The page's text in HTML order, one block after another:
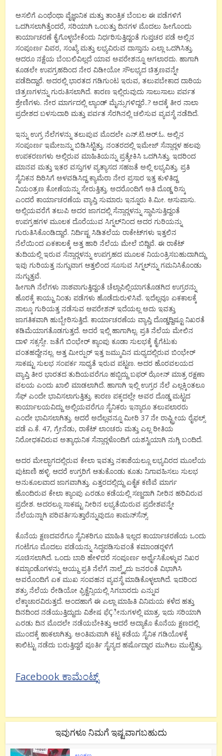
ಅಸಲಿಗೆ ಎಂಥೆಂಥಾ ವೈಜ್ಞಾನಿಕ ಮತ್ತು ತಾಂತ್ರಿಕ ಬೆಂಬಲ ಈ ಪಡೆಗಳಿಗೆ
ಒದಗಿಸಲಾಗಿತ್ತೆಂದರೆ, ಸರಿಯಾಗಿ ಒಂಬತ್ತು ದಿನಗಳ ಮೊದಲು ಹೀಗೊಂದು
ಕಾರ್ಯಾಚರಣೆ ಕೈಗೊಳ್ಳಬೇಕೆಂದು ನಿರ್ಧರಿಸುತ್ತಿದ್ದಂತೆ ಗುಪ್ತಚರ ಪಡೆ ಅಲ್ಲಿನ
ಸಂಪೂರ್ಣ ವಿವರ, ಸಂಖ್ಯೆ ಮತ್ತು ಲಭ್ಯವಿರುವ ದಾಸ್ತಾನು ಎಲ್ಲಾ ಒದಗಿಸಿತ್ತು.
ಆದರೂ ನಕ್ಷೆಯ ಬೆಂಬಲಿವಿಲ್ಲದೆ ಯಾವ ಅಪರೇಶನ್ನೂ ಆಗಲಾರದು. ಹಾಗಾಗಿ
ಕೂಡಲೇ ಉಪಗ್ರಹದಿಂದ ನೇರ ವಿಡೀಯೋ ಸೌಲಭ್ಯದ ಚಿತ್ರಣವನ್ನೇ
ಪಡೆದಿದ್ದಾರೆ. ಅದರಲ್ಲಿ ಭಾರತದ ಗಡಿಗುಂಟ ಇರುವ, ತಲುಪಬೇಕಾದ ದಾರಿಯ
ಚಿತ್ರಣಗಳನ್ನು ಗುರುತಿಸಲಾಗಿದೆ. ಕಾರಣ ಇಲ್ಲಿರುವುದು ಸಾಲುಸಾಲು ಪರ್ವತ
ಶ್ರೇಣಿಗಳು. ನೇರ ಮಾರ್ಗದಲ್ಲಿ ಲ್ಯಾಂಡ್ ಮೈನ್ಸುಗಳಿದ್ದರೆ..? ಅದಕ್ಕೆ ತೀರ ನಾಲಾ
ಪ್ರದೇಶದ ಬಳಸುದಾರಿ ಮತ್ತು ಪರ್ವತ ಸೆರಗಿನಲ್ಲಿ ಚಲಿಸುವ ವ್ಯವಸ್ಥೆ ನಡೆದಿದೆ.
ಇನ್ನು ಉಗ್ರ ನೆಲೆಗಳನ್ನು ತಲುಪುವ ಮೊದಲೇ ಎನ್.ಟಿ.ಆರ್.ಓ. ಅಲ್ಲಿನ
ಸಂಪೂರ್ಣ ಇಮೇಜನ್ನು ಬಿಡಿಸಿಟ್ಟಿತ್ತು. ನಂತರದಲ್ಲಿ ಇಮೇಜ್ ಸೆನ್ಸಾರ್‍ಗಳ ಹಲವು
ಉಪಕರಣಗಳು ಅಲ್ಲಿರುವ ಮಾಹಿತಿಯನ್ನು ಪ್ರತ್ಯೇಕಿಸಿ ಒದಗಿಸಿತ್ತು. ಇದರಿಂದ
ಮಾನವ ಮತ್ತು ಇತರ ವಸ್ತುಗಳ ವ್ಯತ್ಯಾಸದ ಸಹಜತೆ ಅಲ್ಲಿ ಲಭ್ಯವಿತ್ತು. ಪ್ರತಿ
ಸೈನಿಕನ ದಿರಿಸಿಗೆ ಅಳವಡಿಸಿದ್ದ ಕ್ಯಾಮೆರಾ ನೇರ ಪ್ರಸಾರ ಇತ್ತ ಕುಳಿತಿದ್ದ
ನಿಯಂತ್ರಣ ಕೋಣೆಯನ್ನು ಸೇರುತ್ತಿತ್ತು. ಅದರೊಂದಿಗೆ ಅತಿ ದೊಡ್ಡ ರಿಸ್ಕು
ಎಂದರೆ ಕಾರ್ಯಾಚರಣೆಯ ವ್ಯಾಪ್ತಿ ಸುಮಾರು ಇನ್ನೂರು ಕಿ.ಮೀ. ಆಸುಪಾಸು.
ಅಲ್ಲಿಯವರೆಗೆ ತಲುಪಿ ಅದರ ಜಾಗದಲ್ಲಿ ಸೆನ್ಸಾರ್‍ಗಳನ್ನು ಸ್ಥಾಪಿಸುತ್ತಿದ್ದಂತೆ
ಉಪಗ್ರಹಗಳ ಮೂಲಕ ದೊರೆಯುವ ಸಿಗ್ನಲ್‍ನಿಂದ ಅದರ ಗುರಿಯನ್ನು
ಗುರುತಿಸಿಕೊಂಡಿದ್ದಾರೆ. ನಿರ್ದಿಷ್ಟ ಸಿಡಿತಲೆಯ ರಾಕೇಟ್‍ಗಳು ಇತ್ತಲಿನ
ನೆಲೆಯಿಂದ ಏಕಕಾಲಕ್ಕೆ ಅತ್ತ ಹಾರಿ ನೆಲೆಯ ಮೇಲೆ ಬಿದ್ದಿವೆ. ಈ ರಾಕೆಟ್
ತುದಿಯಲ್ಲಿ ಇರುವ ಸೆನ್ಸಾರ್‍ಗಳನ್ನು ಉಪಗ್ರಹದ ಮೂಲಕ ನಿಯಂತ್ರಿಸಬಹುದಾಗಿದ್ದು
ಇವು ಗುರಿಯತ್ತ ನುಗ್ಗುವಾಗ ಆತ್ತಲಿಂದ ಸೂಸುವ ಸಿಗ್ನಲ್‍ನ್ನು ಗಮನಿಸಿಕೊಂಡು
ನುಗ್ಗುತ್ತವೆ.
ಹೀಗಾಗಿ ನೆಲೆಗಳು ನಾಶವಾಗುತ್ತಿದ್ದಂತೆ ಚೆಲ್ಲಾಪಿಲ್ಲಿಯಾಗತೊಡಗಿದ ಉಗ್ರರನ್ನು
ಹೊರಕ್ಕೆ ಕಾಯ್ದು ನಿಂತು ಪಡೆಗಳು ಹೊಡೆದುರುಳಿಸಿವೆ. ಇದೆಲ್ಲವೂ ಏಕಕಾಲಕ್ಕೆ
ನಾಲ್ಕೂ ಗುರಿಯತ್ತ ನಡೆಸುವ ಆಪರೇಶನ್ ಇದೆಯಲ್ಲ ಅದು ಇವತ್ತು
ಜಾಗತಿಕವಾಗಿ ಹುಬ್ಬೇರಿಸುತ್ತಿದೆ. ಕಾರ್ಯಾಚರಣೆಯ ವ್ಯಾಪ್ತಿ ದೊಡ್ಡದ್ದಿಷ್ಟೂ ನಿಖರತೆ
ಕಡಿಮೆಯಾಗತೊಡಗುತ್ತದೆ. ಅದರೆ ಇಲ್ಲಿ ಹಾಗಾಗಿಲ್ಲ. ಪ್ರತಿ ನೆಲೆಯ ಮೇಲಿನ
ದಾಳಿ ಸಕ್ಸಸ್ಸೇ. ಜತೆಗೆ ಬಿಂಭೇರ್ ಕ್ಯಾಂಪು ಕೂಡಾ ಸುಲಭಕ್ಕೆ ಕೈಗೆಟುಕು
ವಂತಹದ್ದೇನಲ್ಲ. ಅತ್ತ ಮೀರ್‍ಪುರ್ ಇತ್ತ ಜಮ್ಮುವಿನ ಮಧ್ಯದಲ್ಲಿರುವ ಬಿಂಭೇರ್
ಸಾಕಷ್ಟು ಸುಲಭ ಸಂಪರ್ಕ ಸಾಧ್ಯತೆ ಇರುವ ಪಟ್ಟಣ. ಅದರ ಹೊರವಲಯದ
ವ್ಯಾಪ್ತಿ ತೀರ ಭಾರತದ ತುದಿಯವರೆಗೂ ಹಬ್ಬಿದ್ದು ಬಫರ್ ಝೋನ್ ಮಾತ್ರ ರಕ್ಷಣಾ
ವಲಯ ಎಂದು ಖಾಲಿ ಮಾಡಲಾಗಿದೆ. ಹಾಗಾಗಿ ಇಲ್ಲಿ ಉಗ್ರರ ನೆಲೆ ಎಲ್ಲಕ್ಕಿಂತಲೂ
ಸೆಫ್ ಎಂದೇ ಭಾವಿಸಲಾಗುತ್ತಿತ್ತು. ಕಾರಣ ಪಕ್ಕದಲ್ಲೇ ಅವರ ದೊಡ್ಡ ಮಟ್ಟದ
ಕಾರ್ಯಾಲಯವಿದ್ದು ಅಲ್ಲಿಯವರೆಗೂ ಸೈನಿಕರು ಇನ್ಯಾರೂ ತಲುಪಲಾರರು
ಎಂದೇ ಭಾವಿಸಲಾಗಿತ್ತು. ಆದರೆ ಅದೆಲ್ಲವನ್ನೂ ಮೀರಿ 37 ನೇ ರಾಷ್ಟ್ರೀಯ ರೈಫಲ್ಸ್
ಪಡೆ ಎ.ಕೆ. 47, ಗ್ರೇನೆಡು, ರಾಕೆಟ್ ಲಾಂಚರು ಮತ್ತು ಎಲ್ಲ ರೀತಿಯ
ನಿರೋಧಕವಿರುವ ಅತ್ಯಾಧುನಿಕ ಸೆನ್ಸಾರ್‍ಗಳೊಂದಿಗೆ ಯಶಸ್ವಿಯಾಗಿ ನುಗ್ಗಿ ಬಂದಿದೆ.
ಅದರ ಮೇಲ್ಭಾಗದಲ್ಲಿರುವ ಕೇಲಾ ಇವತ್ತು ನಕಾಶೆಯಲ್ಲೂ ಲಭ್ಯವಿರದ ಮೂಲೆಯ
ಪುಟಾಣಿ ಹಳ್ಳಿ. ಆದರೆ ಉಗ್ರರಿಗೆ ಆತುಕೊಂಡು ಕೂತು ನಿಗಾವಹಿಸಲು ಸುಲಭ
ಅನುಕೂಲವಾದ ಜಾಗವಾಗಿತ್ತು. ಎತ್ತರದಲ್ಲಿದ್ದು ಏಕೈಕ ಕಣಿವೆ ಮಾರ್ಗ
ಹೊಂದಿರುವ ಕೇಲಾ ಕ್ಯಾಂಪು ಎರಡೂ ಕಡೆಯಲ್ಲಿ ಸಣ್ಣದಾಗಿ ನೀರಿನ ಹರಿವಿರುವ
ಪ್ರದೇಶ. ಅದರಲ್ಲೂ ಸಾಕಷ್ಟು ನೀರಿನ ಲಭ್ಯತೆಯಿರುವ ಪ್ರದೇಶವನ್ನೇ
ನೆಲೆಯನ್ನಾಗಿ ಪರಿವರ್ತಿಸುತ್ತಾರೆನ್ನುವುದೂ ಕಾಮನ್‍ಸೆನ್ಸ್.
ಕೊನೆಯ ಕ್ಷಣದವರೆಗೂ ಸೈನಿಕರಿಗೂ ಮಾಹಿತಿ ಇಲ್ಲದ ಕಾರ್ಯಾಚರಣೆಯ ಒಂದು
ಗಂಟೆಗೂ ಮೊದಲು ಪಡೆಯನ್ನು ಸಿದ್ಧಪಡಿಸುವಂತೆ ಕಮಾಂಡರ್‍ಗಳಿಗೆ
ಸೂಚಿಸಲಾಗಿದೆ. ಒಂದು ಬಾರಿ ಹೇಳಿದರೆ ಸಂಪೂರ್ಣ ಅರ್ಥೈಸಿಕೊಳ್ಳುವ ನಿಖರ
ಕಮ್ಯಾಂಡೊಗಳನ್ನು ಆಯ್ದು ಪ್ರತಿ ನೆಲೆಗೆ ನಾಲ್ಕೈದು ಜನರಂತೆ ವಿಭಾಗಿಸಿ
ಅವರೊಂದಿಗೆ ಏಕ ಮುಖ ಸಂವಹನ ವ್ಯವಸ್ಥೆ ಮಾಡಿಕೊಳ್ಳಲಾಗಿದೆ. ಇದರಿಂದ
ಶತ್ರು ನೆಲೆಯ ರೇಡಿಯೋ ಫ್ರಿಕ್ವೆನ್ಸಿಯಲ್ಲಿ ಸಿಗಬಾರದು ಎನ್ನುವ
ಲೆಕ್ಕಾಚಾರವಿರುತ್ತದೆ. ಅಂದಹಾಗೆ ಈ ಎಲ್ಲಾ ಮಾಹಿತಿ ವಿನಿಮಯ ಕಳೆದ ಹತ್ತು
ದಿನದಿಂದ ನಡೆಯುತ್ತಿದ್ದುದು ವಿಶೇಷ ಫೆÇೀನುಗಳಲ್ಲಿ ಮಾತ್ರ. ಇದು ಸರಿಯಾಗಿ
ಎರಡು ದಿನ ಮೊದಲೇ ನಡೆಯಬೇಕಿತ್ತು ಆದರೆ ಅದ್ಯಾಕೊ ಕೊನೆಯ ಕ್ಷಣದಲ್ಲಿ
ಮುಂದಕ್ಕೆ ಹಾಕಲಾಗಿತ್ತು. ಅಂತಿಮವಾಗಿ ಕಟ್ಟ ಕಡೆಯ ಸೈನಿಕ ಗಡಿಯೊಳಕ್ಕೆ
ಕಾಲಿಟ್ಟು ನಡೆದು ಬರುತ್ತಿದ್ದರೆ ಪೂರ್ತಿ ಸೈನ್ಯದ ಹರ್ಷೊದ್ಗಾರ ಮುಗಿಲು ಮುಟ್ಟಿತ್ತು.
Facebook ಕಾಮೆಂಟ್ಸ್
ಇವುಗಳೂ ನಿಮಗೆ ಇಷ್ಟವಾಗಬಹುದು